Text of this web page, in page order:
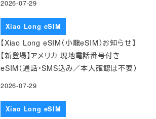
2026-07-29
Xiao Long eSIM
【Xiao Long eSIM（小龍eSIM）お知らせ】
【新登場】アメリカ 現地電話番号付き
eSIM（通話・SMS込み／本人確認は不要）
2026-07-29
Xiao Long eSIM